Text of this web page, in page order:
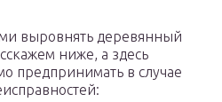
выровнять деревянный
ниже, а здесь
предпринимать в случае